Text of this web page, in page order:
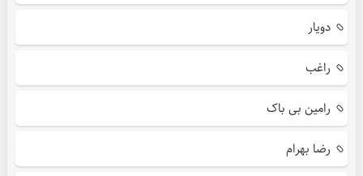
دویار
راغب
رامین بی باک
رضا بهرام